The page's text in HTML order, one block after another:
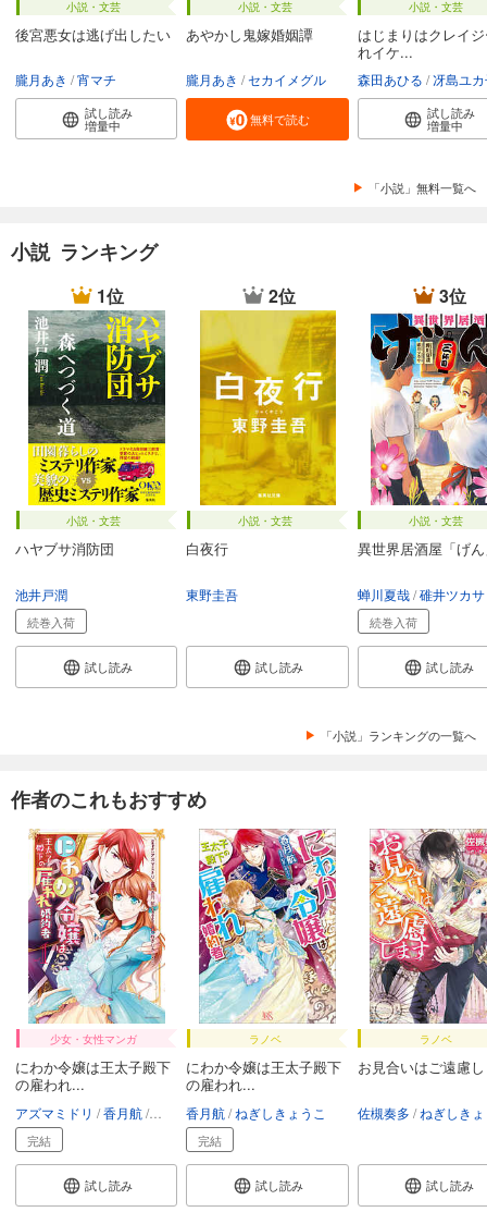
小説・文芸
後宮悪女は逃げ出したい
朧月あき 宵マチ
試し読み
増量中
小説・文芸
あやかし鬼嫁婚姻譚
朧月あき セカイメグル
無料で読む
小説・文芸
はじまりはクレイ
れイケ...
森田あひる 冴島ユ
試し読み
増量中
「小説」無料一覧へ
小説 ランキング
1位
小説・文芸
ハヤブサ消防団
池井戸潤
続巻入荷
試し読み
2位
小説・文芸
白夜行
東野圭吾
試し読み
3位
小説・文芸
異世界居酒屋「げ
蝉川夏哉 碓井ツカサ
続巻入荷
試し読み
「小説」ランキングの一覧へ
作者のこれもおすすめ
少女・女性マンガ
にわか令嬢は王太子殿下
の雇われ...
アズマミドリ 香月航 ねぎしきょうこ
完結
試し読み
ラノベ
にわか令嬢は王太子殿下
の雇われ...
香月航 ねぎしきょうこ
完結
試し読み
ラノベ
お見合いはご遠慮
佐槻奏多 ねぎしき
試し読み